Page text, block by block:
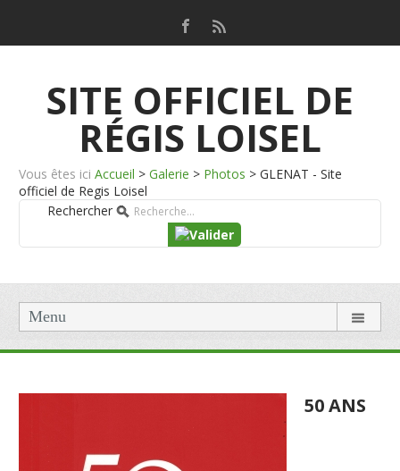
SITE OFFICIEL DE
RÉGIS LOISEL
Vous êtes ici Accueil > Galerie > Photos > GLENAT - Site
officiel de Regis Loisel
Rechercher
Menu
50 ANS